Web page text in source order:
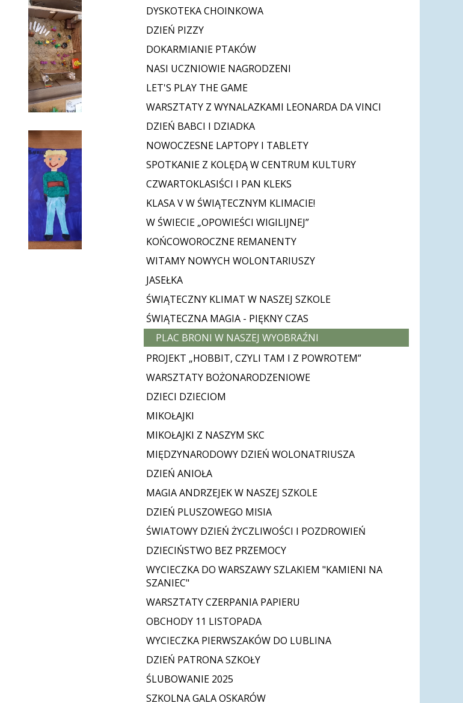
DYSKOTEKA CHOINKOWA
DZIEŃ PIZZY
DOKARMIANIE PTAKÓW
NASI UCZNIOWIE NAGRODZENI
LET'S PLAY THE GAME
WARSZTATY Z WYNALAZKAMI LEONARDA DA VINCI
DZIEŃ BABCI I DZIADKA
NOWOCZESNE LAPTOPY I TABLETY
SPOTKANIE Z KOLĘDĄ W CENTRUM KULTURY
CZWARTOKLASIŚCI I PAN KLEKS
KLASA V W ŚWIĄTECZNYM KLIMACIE!
W ŚWIECIE „OPOWIEŚCI WIGILIJNEJ”
KOŃCOWOROCZNE REMANENTY
WITAMY NOWYCH WOLONTARIUSZY
JASEŁKA
ŚWIĄTECZNY KLIMAT W NASZEJ SZKOLE
ŚWIĄTECZNA MAGIA - PIĘKNY CZAS
PLAC BRONI W NASZEJ WYOBRAŹNI
PROJEKT „HOBBIT, CZYLI TAM I Z POWROTEM”
WARSZTATY BOŻONARODZENIOWE
DZIECI DZIECIOM
MIKOŁAJKI
MIKOŁAJKI Z NASZYM SKC
MIĘDZYNARODOWY DZIEŃ WOLONATRIUSZA
DZIEŃ ANIOŁA
MAGIA ANDRZEJEK W NASZEJ SZKOLE
DZIEŃ PLUSZOWEGO MISIA
ŚWIATOWY DZIEŃ ŻYCZLIWOŚCI I POZDROWIEŃ
DZIECIŃSTWO BEZ PRZEMOCY
WYCIECZKA DO WARSZAWY SZLAKIEM "KAMIENI NA
SZANIEC"
WARSZTATY CZERPANIA PAPIERU
OBCHODY 11 LISTOPADA
WYCIECZKA PIERWSZAKÓW DO LUBLINA
DZIEŃ PATRONA SZKOŁY
ŚLUBOWANIE 2025
SZKOLNA GALA OSKARÓW